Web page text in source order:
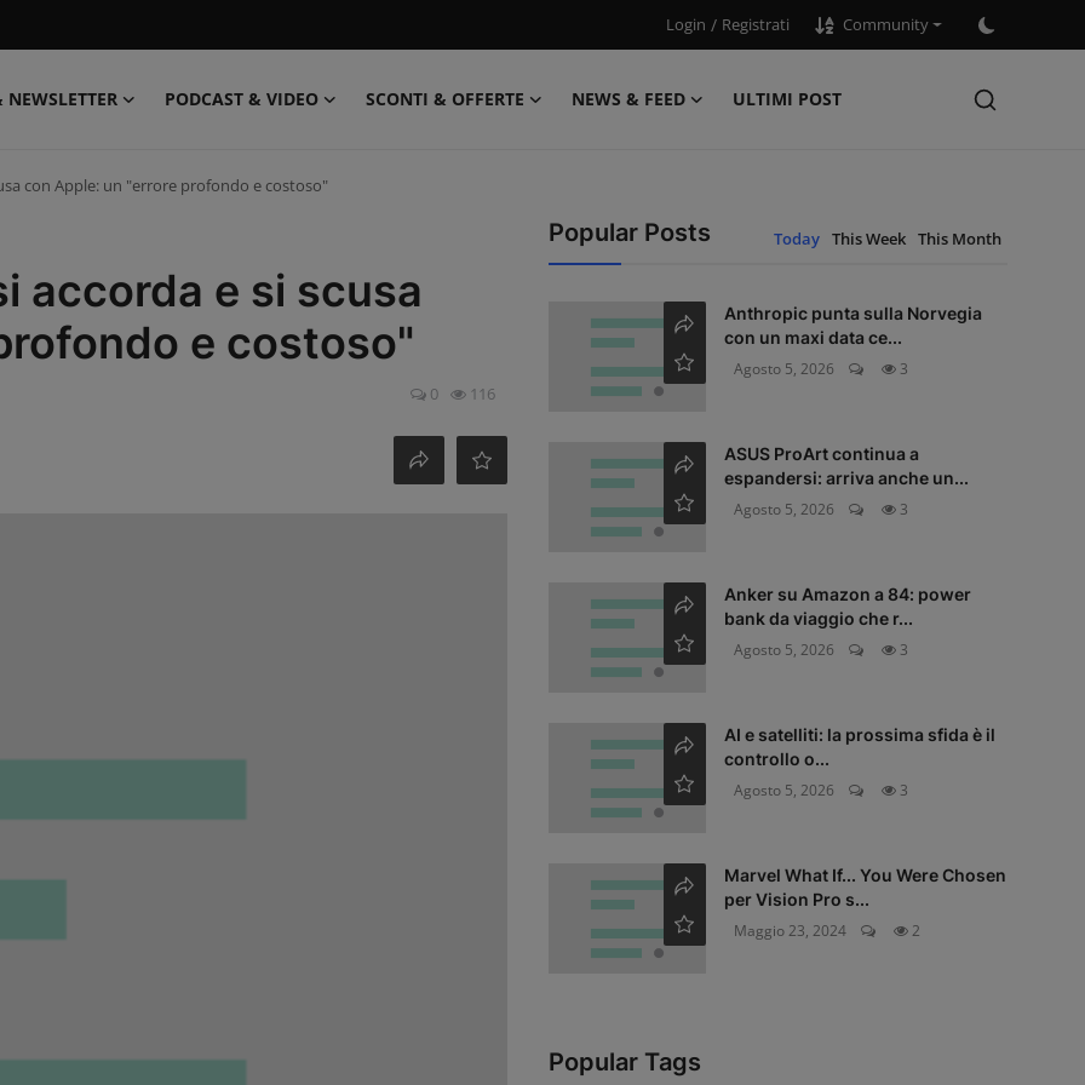
Login / Registrati Community
NEWSLETTER PODCAST & VIDEO SCONTI & OFFERTE NEWS & FEED
ULTIMI POST
con Apple: un "errore profondo e costoso"
accorda e si scusa
e costoso"
0 116
Popular Posts Today This Week This Month
Anthropic punta sulla Norvegia
con un maxi data ce...
Agosto 5, 2026
3
ASUS ProArt continua a
espandersi: arriva anche un...
Agosto 5, 2026
3
Anker su Amazon a 84: power
bank da viaggio che r...
Agosto 5, 2026
3
AI e satelliti: la prossima sfida è il
controllo o...
Agosto 5, 2026
3
Marvel What If... You Were Chosen
per Vision Pro s...
Maggio 23, 2024
2
Popular Tags